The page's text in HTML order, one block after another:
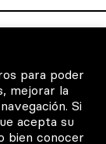
para poder
mejorar la
Si
acepta su
bien conocer